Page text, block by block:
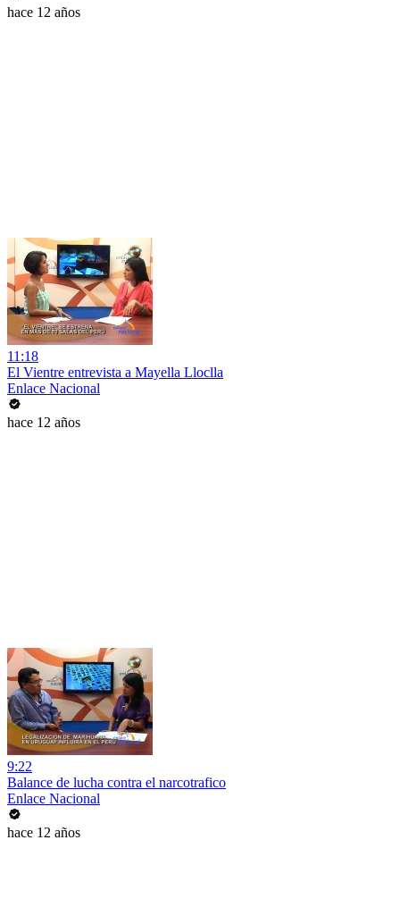
hace 12 años
11:18
El Vientre entrevista a Mayella Lloclla
Enlace Nacional
hace 12 años
9:22
Balance de lucha contra el narcotrafico
Enlace Nacional
hace 12 años